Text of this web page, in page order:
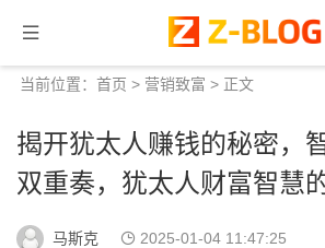
当前位置： 首页 > 营销致富 > 正文
揭开犹太人赚钱的秘密，
双重奏，犹太人财富智慧
马斯克 2025-01-04 11:47:25